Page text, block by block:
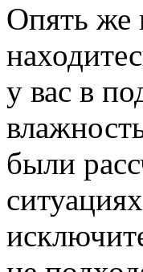
Опять же
у вас в
были